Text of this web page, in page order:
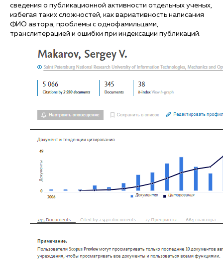
сведения о публикационной активности отдельных ученых,
избегая таких сложностей, как вариативность написания
ФИО автора, проблемы с однофамильцами,
транслитерацией и ошибки при индексации публикаций.